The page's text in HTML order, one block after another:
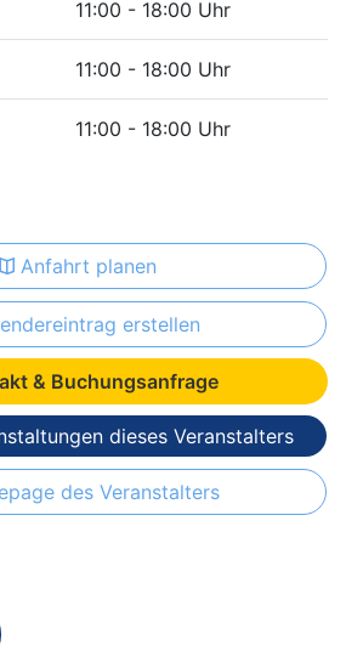
11:00 - 18:00 Uhr
11:00 - 18:00 Uhr
11:00 - 18:00 Uhr
Anfahrt planen
erstellen
& Buchungsanfrage
dieses Veranstalters
des Veranstalters